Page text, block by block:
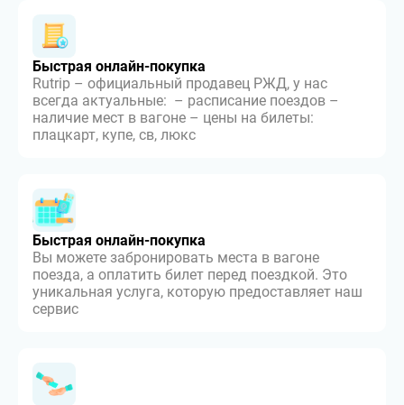
Быстрая онлайн-покупка
Rutrip – официальный продавец РЖД, у нас
всегда актуальные: – расписание поездов –
наличие мест в вагоне – цены на билеты:
плацкарт, купе, св, люкс
Быстрая онлайн-покупка
Вы можете забронировать места в вагоне
поезда, а оплатить билет перед поездкой. Это
уникальная услуга, которую предоставляет наш
сервис